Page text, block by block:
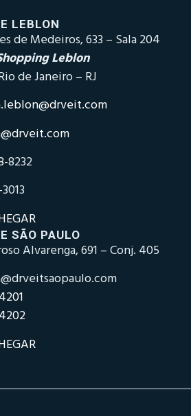
LEBLON
de Medeiros, 633 – Sala 204
Leblon
de Janeiro – RJ
8232
SÃO PAULO
Alvarenga, 691 – Conj. 405